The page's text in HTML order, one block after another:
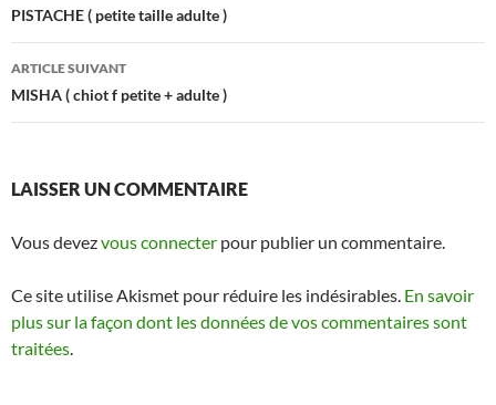
des
articles
PISTACHE ( petite taille adulte )
ARTICLE SUIVANT
MISHA ( chiot f petite + adulte )
LAISSER UN COMMENTAIRE
Vous devezvous connecter pour publier un commentaire.
Ce site utilise Akismet pour réduire les indésirables. En savoir
plus sur la façon dont les données de vos commentaires sont
traitées.